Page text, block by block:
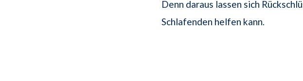
Denn daraus lassen sich
Schlafenden helfen kann.